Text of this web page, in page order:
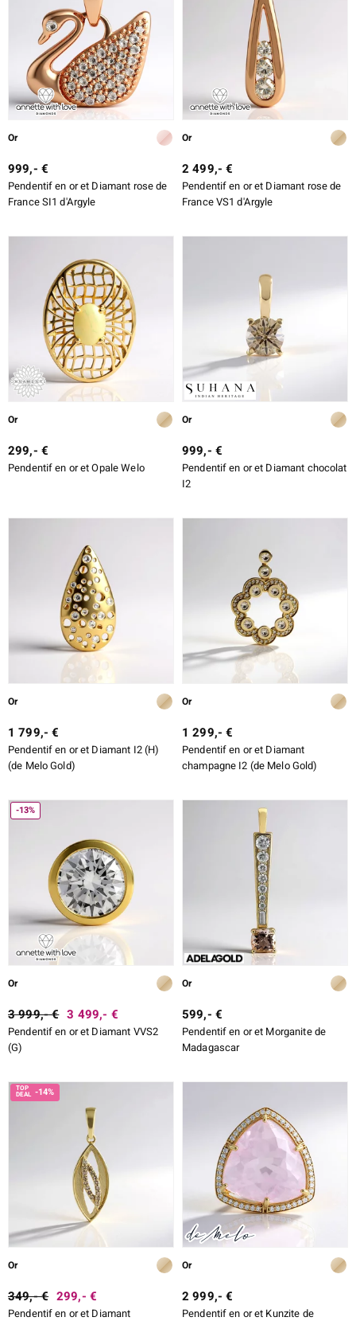
Or
999,- €
Pendentif en or et Diamant rose de
France SI1 d'Argyle
Or
2 499,- €
Pendentif en or et Diamant rose de
France VS1 d'Argyle
Or
299,- €
Pendentif en or et Opale Welo
Or
999,- €
Pendentif en or et Diamant chocolat
I2
Or
1 799,- €
Pendentif en or et Diamant I2 (H)
(de Melo Gold)
Or
1 299,- €
Pendentif en or et Diamant
champagne I2 (de Melo Gold)
-13%
Or
3 999,- € 3 499,- €
Pendentif en or et Diamant VVS2
(G)
Or
599,- €
Pendentif en or et Morganite de
Madagascar
-14%
Or
349,- € 299,- €
Pendentif en or et Diamant
Or
2 999,- €
Pendentif en or et Kunzite de